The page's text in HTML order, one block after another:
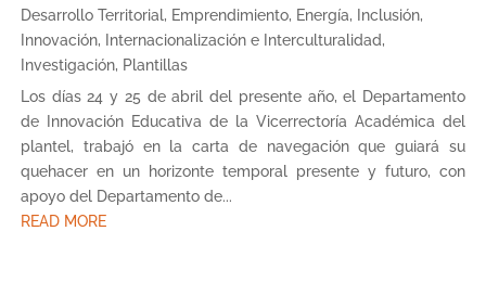
Desarrollo Territorial, Emprendimiento, Energía, Inclusión,
Innovación, Internacionalización e Interculturalidad,
Investigación, Plantillas
Los días 24 y 25 de abril del presente año, el Departamento
de Innovación Educativa de la Vicerrectoría Académica del
plantel, trabajó en la carta de navegación que guiará su
quehacer en un horizonte temporal presente y futuro, con
apoyo del Departamento de...
READ MORE